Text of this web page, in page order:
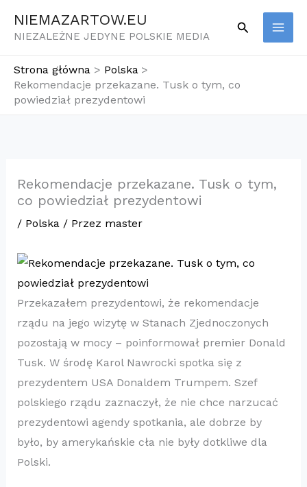
NIEMAZARTOW.EU
NIEZALEŻNE JEDYNE POLSKIE MEDIA
Szukaj
Strona główna
Polska
Rekomendacje przekazane. Tusk o tym, co
powiedział prezydentowi
Rekomendacje przekazane. Tusk o tym,
co powiedział prezydentowi
/ Polska/ Przez master
Przekazałem prezydentowi, że rekomendacje
rządu na jego wizytę w Stanach Zjednoczonych
pozostają w mocy – poinformował premier Donald
Tusk. W środę Karol Nawrocki spotka się z
prezydentem USA Donaldem Trumpem. Szef
polskiego rządu zaznaczył, że nie chce narzucać
prezydentowi agendy spotkania, ale dobrze by
było, by amerykańskie cła nie były dotkliwe dla
Polski.